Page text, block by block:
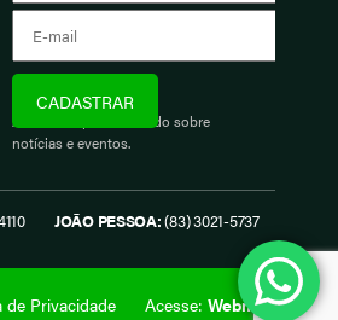
Assine e fique informado sobre
notícias e eventos.
JOÃO PESSOA:(83) 3021-5737
de Privacidade Acesse: Webmail